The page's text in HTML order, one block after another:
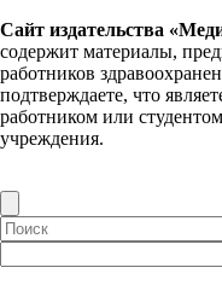
Сайт издательства
содержит материалы,
работников
подтверждаете, что
работником или
учреждения.